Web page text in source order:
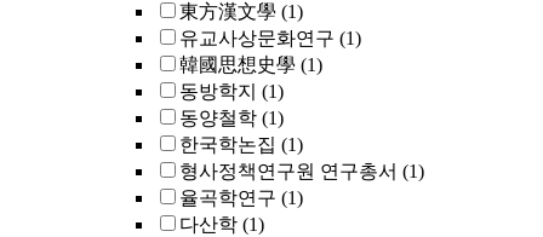
東方漢文學 (1)
유교사상문화연구 (1)
韓國思想史學 (1)
동방학지 (1)
동양철학 (1)
한국학논집 (1)
형사정책연구원 연구총서 (1)
율곡학연구 (1)
다산학 (1)